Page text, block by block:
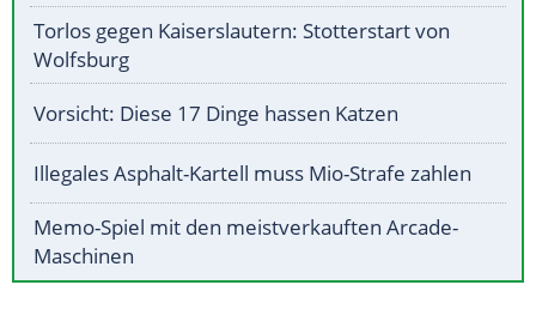
Torlos gegen Kaiserslautern: Stotterstart von
Wolfsburg
Vorsicht: Diese 17 Dinge hassen Katzen
Illegales Asphalt-Kartell muss Mio-Strafe zahlen
Memo-Spiel mit den meistverkauften Arcade-
Maschinen